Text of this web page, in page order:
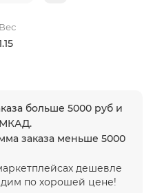
Вес
больше 5000 руб и
МКАД.
заказа меньше 5000
дешевле
по хорошей цене!